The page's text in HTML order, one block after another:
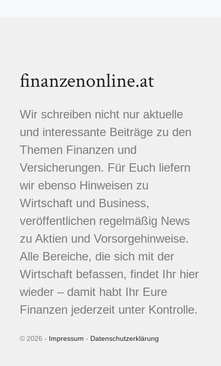
finanzenonline.at
Wir schreiben nicht nur aktuelle
und interessante Beiträge zu den
Themen Finanzen und
Versicherungen. Für Euch liefern
wir ebenso Hinweisen zu
Wirtschaft und Business,
veröffentlichen regelmäßig News
zu Aktien und Vorsorgehinweise.
Alle Bereiche, die sich mit der
Wirtschaft befassen, findet Ihr hier
wieder – damit habt Ihr Eure
Finanzen jederzeit unter Kontrolle.
© 2026 - Impressum - Datenschutzerklärung